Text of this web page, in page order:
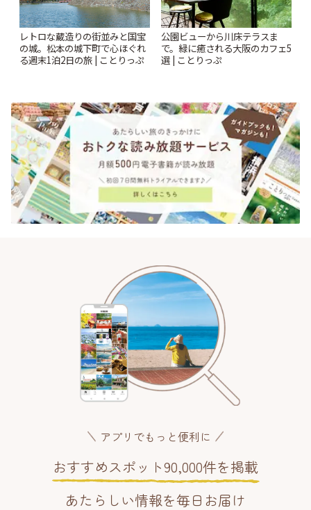
レトロな蔵造りの街並みと国宝
の城。松本の城下町で心ほぐれ
る週末1泊2日の旅 | ことりっぷ
公園ビューから川床テラスま
で。緑に癒される大阪のカフェ5
選 | ことりっぷ
アプリでもっと便利に
おすすめスポット90,000件を掲載
あたらしい情報を毎日お届け